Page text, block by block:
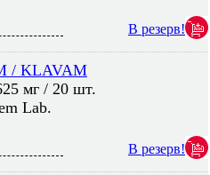
В резерв!
KLAVAM
мг / 20 шт.
Lab.
В резерв!